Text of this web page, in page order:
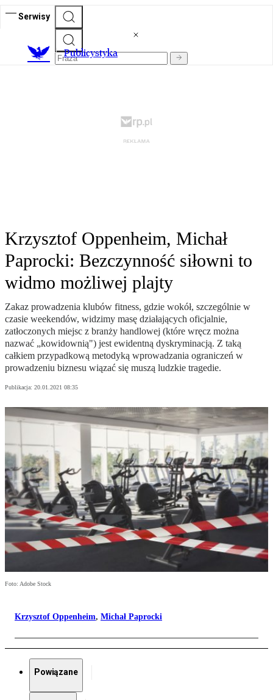
Serwisy
Publicystyka
Krzysztof Oppenheim, Michał
Paprocki: Bezczynność siłowni to
widmo możliwej plajty
Zakaz prowadzenia klubów fitness, gdzie wokół, szczególnie w
czasie weekendów, widzimy masę działających oficjalnie,
zatłoczonych miejsc z branży handlowej (które wręcz można
nazwać „kowidownią") jest ewidentną dyskryminacją. Z taką
całkiem przypadkową metodyką wprowadzania ograniczeń w
prowadzeniu biznesu wiązać się muszą ludzkie tragedie.
Publikacja: 20.01.2021 08:35
Foto: Adobe Stock
Krzysztof Oppenheim, Michał Paprocki
Powiązane